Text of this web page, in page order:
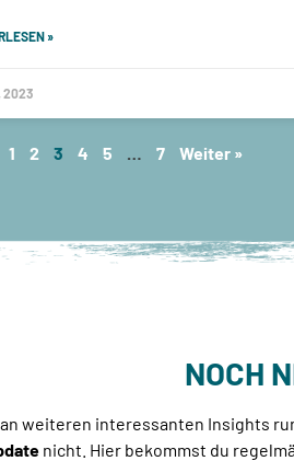
»
2023
1 2 3 4 5 … 7 Weiter »
NOCH
weiteren interessanten Insights
nicht. Hier bekommst du